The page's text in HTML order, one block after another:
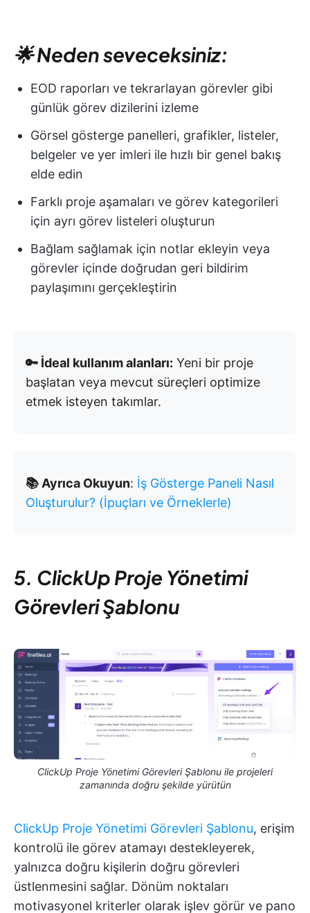
🌟 Neden seveceksiniz:
EOD raporları ve tekrarlayan görevler gibi
günlük görev dizilerini izleme
Görsel gösterge panelleri, grafikler, listeler,
belgeler ve yer imleri ile hızlı bir genel bakış
elde edin
Farklı proje aşamaları ve görev kategorileri
için ayrı görev listeleri oluşturun
Bağlam sağlamak için notlar ekleyin veya
görevler içinde doğrudan geri bildirim
paylaşımını gerçekleştirin
🔑 İdeal kullanım alanları: Yeni bir proje
başlatan veya mevcut süreçleri optimize
etmek isteyen takımlar.
📚 Ayrıca Okuyun: İş Gösterge Paneli Nasıl
Oluşturulur? (İpuçları ve Örneklerle)
5. ClickUp Proje Yönetimi
Görevleri Şablonu
ClickUp Proje Yönetimi Görevleri Şablonu ile projeleri
zamanında doğru şekilde yürütün
ClickUp Proje Yönetimi Görevleri Şablonu, erişim
kontrolü ile görev atamayı destekleyerek,
yalnızca doğru kişilerin doğru görevleri
üstlenmesini sağlar. Dönüm noktaları
motivasyonel kriterler olarak işlev görür ve pano